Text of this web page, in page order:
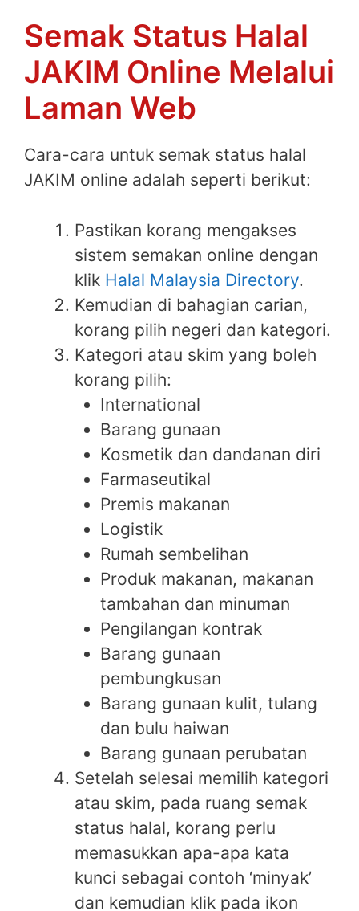
Semak Status Halal
JAKIM Online Melalui
Laman Web
Cara-cara untuk semak status halal
JAKIM online adalah seperti berikut:
Pastikan korang mengakses
sistem semakan online dengan
klik Halal Malaysia Directory.
Kemudian di bahagian carian,
korang pilih negeri dan kategori.
Kategori atau skim yang boleh
korang pilih:
International
Barang gunaan
Kosmetik dan dandanan diri
Farmaseutikal
Premis makanan
Logistik
Rumah sembelihan
Produk makanan, makanan
tambahan dan minuman
Pengilangan kontrak
Barang gunaan
pembungkusan
Barang gunaan kulit, tulang
dan bulu haiwan
Barang gunaan perubatan
Setelah selesai memilih kategori
atau skim, pada ruang semak
status halal, korang perlu
memasukkan apa-apa kata
kunci sebagai contoh ‘minyak’
dan kemudian klik pada ikon